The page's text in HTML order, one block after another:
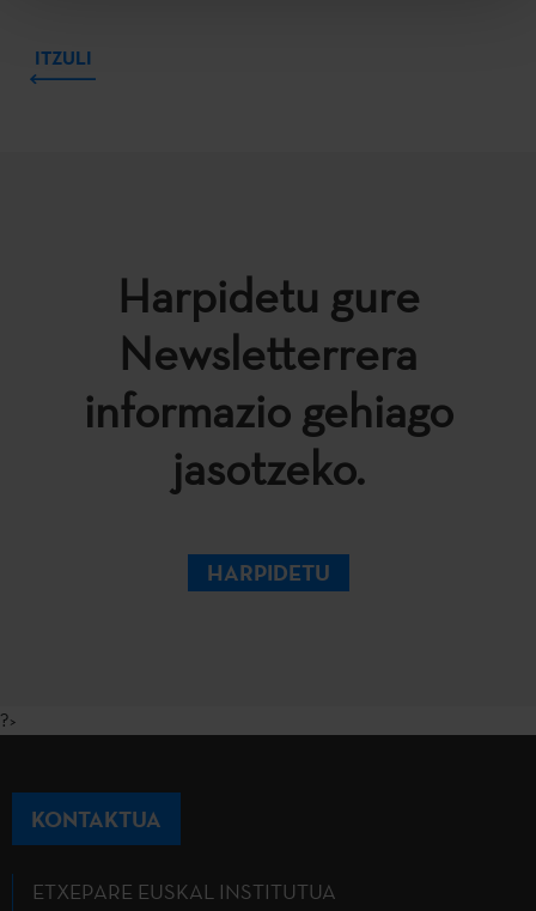
ITZULI
Harpidetu gure
Newsletterrera
informazio gehiago
jasotzeko.
HARPIDETU
?>
KONTAKTUA
ETXEPARE EUSKAL INSTITUTUA